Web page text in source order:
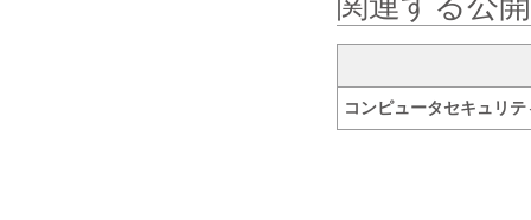
コンピュータセキュリ